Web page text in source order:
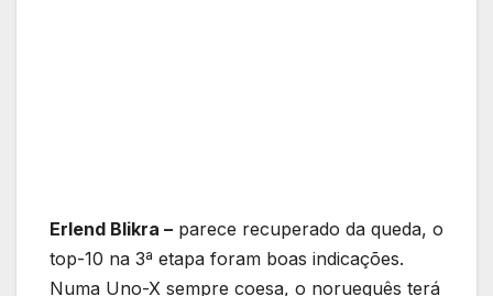
Erlend Blikra – parece recuperado da queda, o
top-10 na 3ª etapa foram boas indicações.
Numa Uno-X sempre coesa, o norueguês terá